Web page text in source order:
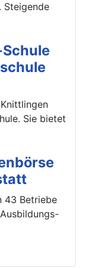
Steigende
Sie bietet
43 Betriebe